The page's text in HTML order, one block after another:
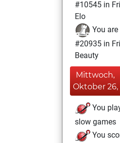
#10545 in
Elo
You are
#20935 in
Beauty
Mittwoch,
Oktober 26,
You
slow games
You